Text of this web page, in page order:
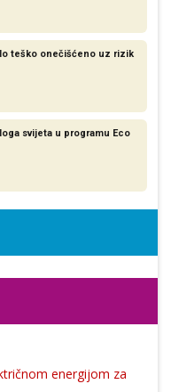
teško onečišćeno uz rizik
svijeta u programu Eco
energijom za